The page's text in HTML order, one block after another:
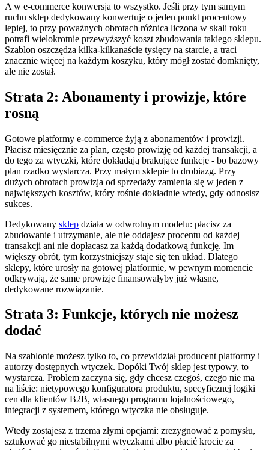
A w e-commerce konwersja to wszystko. Jeśli przy tym samym
ruchu sklep dedykowany konwertuje o jeden punkt procentowy
lepiej, to przy poważnych obrotach różnica liczona w skali roku
potrafi wielokrotnie przewyższyć koszt zbudowania takiego sklepu.
Szablon oszczędza kilka-kilkanaście tysięcy na starcie, a traci
znacznie więcej na każdym koszyku, który mógł zostać domknięty,
ale nie został.
Strata 2: Abonamenty i prowizje, które
rosną
Gotowe platformy e-commerce żyją z abonamentów i prowizji.
Płacisz miesięcznie za plan, często prowizję od każdej transakcji, a
do tego za wtyczki, które dokładają brakujące funkcje - bo bazowy
plan rzadko wystarcza. Przy małym sklepie to drobiazg. Przy
dużych obrotach prowizja od sprzedaży zamienia się w jeden z
największych kosztów, który rośnie dokładnie wtedy, gdy odnosisz
sukces.
Dedykowany sklep działa w odwrotnym modelu: płacisz za
zbudowanie i utrzymanie, ale nie oddajesz procentu od każdej
transakcji ani nie dopłacasz za każdą dodatkową funkcję. Im
większy obrót, tym korzystniejszy staje się ten układ. Dlatego
sklepy, które urosły na gotowej platformie, w pewnym momencie
odkrywają, że same prowizje finansowałyby już własne,
dedykowane rozwiązanie.
Strata 3: Funkcje, których nie możesz
dodać
Na szablonie możesz tylko to, co przewidział producent platformy i
autorzy dostępnych wtyczek. Dopóki Twój sklep jest typowy, to
wystarcza. Problem zaczyna się, gdy chcesz czegoś, czego nie ma
na liście: nietypowego konfiguratora produktu, specyficznej logiki
cen dla klientów B2B, własnego programu lojalnościowego,
integracji z systemem, którego wtyczka nie obsługuje.
Wtedy zostajesz z trzema złymi opcjami: zrezygnować z pomysłu,
sztukować go niestabilnymi wtyczkami albo płacić krocie za